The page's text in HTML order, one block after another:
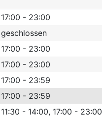
17:00 - 23:00
geschlossen
17:00 - 23:00
17:00 - 23:00
17:00 - 23:59
17:00 - 23:59
11:30 - 14:00, 17:00 - 23:00